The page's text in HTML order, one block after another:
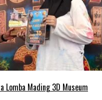
Lomba Mading 3D Museum